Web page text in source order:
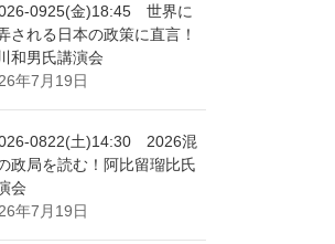
0925(金)18:45 世界に
される日本の政策に直言！
和男氏講演会
年7月19日
0822(土)14:30 2026混
政局を読む！阿比留瑠比氏
会
年7月19日